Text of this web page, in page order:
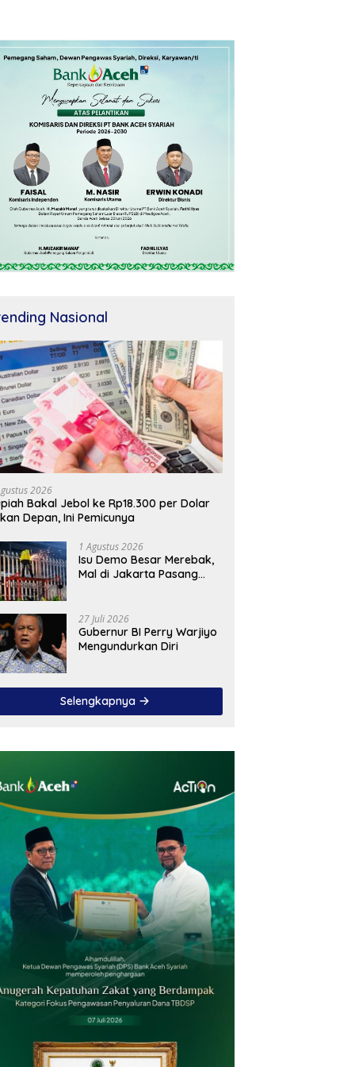
Nasional
2026
Bakal Jebol ke Rp18.300 per Dolar
Depan, Ini Pemicunya
1 Agustus 2026
Isu Demo Besar Merebak,
Mal di Jakarta Pasang
27 Juli 2026
Gubernur BI Perry Warjiyo
Mengundurkan Diri
Selengkapnya